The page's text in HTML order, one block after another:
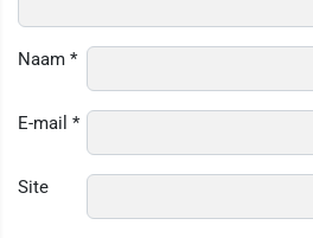
Naam *
E-mail *
Site